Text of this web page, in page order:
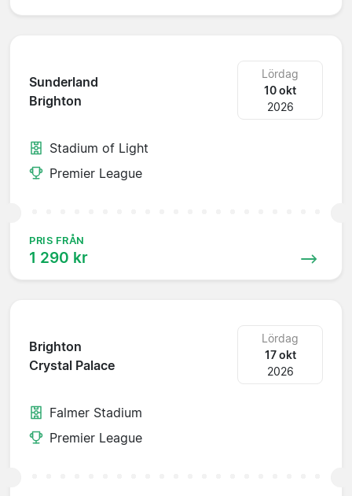
Sunderland
Brighton
Lördag
10 okt
2026
Stadium of Light
Premier League
PRIS FRÅN
1 290 kr
Brighton
Crystal Palace
Lördag
17 okt
2026
Falmer Stadium
Premier League